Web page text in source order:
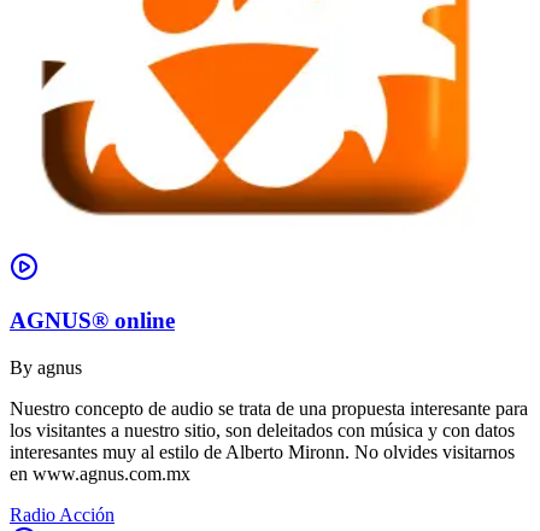
AGNUS® online
By agnus
Nuestro concepto de audio se trata de una propuesta interesante para
los visitantes a nuestro sitio, son deleitados con música y con datos
interesantes muy al estilo de Alberto Mironn. No olvides visitarnos
en www.agnus.com.mx
Radio Acción